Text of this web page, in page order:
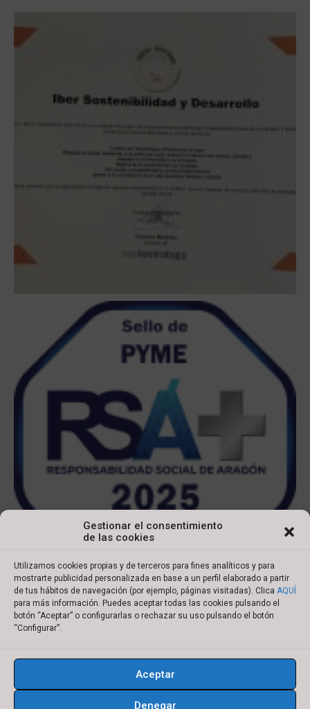
Gestionar el consentimiento
de las cookies
Utilizamos cookies propias y de terceros para fines analíticos y para
mostrarte publicidad personalizada en base a un perfil elaborado a partir
de tus hábitos de navegación (por ejemplo, páginas visitadas). Clica AQUÍ
para más información. Puedes aceptar todas las cookies pulsando el
botón “Aceptar” o configurarlas o rechazar su uso pulsando el botón
“Configurar”.
Aceptar
Denegar
Copyright © 2022 Ibersyd
s
i
n
k
w
i
t
u
Aviso legal
Política de cookies